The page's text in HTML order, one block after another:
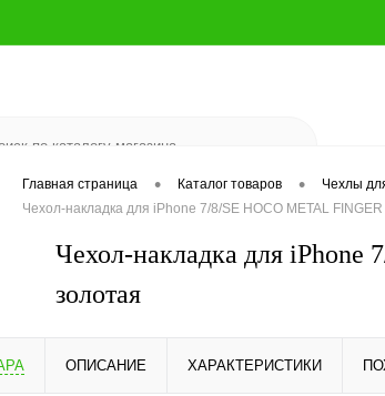
Главная страница • Каталог товаров • Чехлы
Чехол-накладка для iPhone 7/8/SE HOCO METAL
Чехол-накладка для iPhone
золотая
ОПИСАНИЕ ХАРАКТЕРИСТИКИ